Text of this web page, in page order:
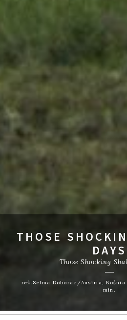
THOSE
DAYS
Those Shocking
reż.Selma Doborac/Austria,
min.